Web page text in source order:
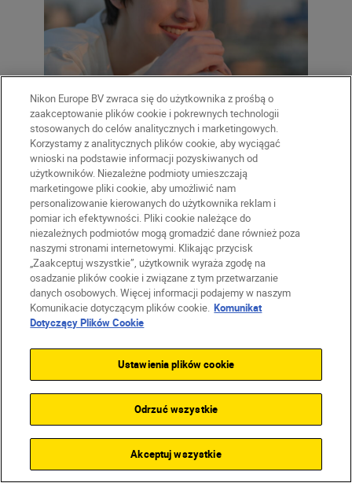
Załaduj więcej
Dane techniczne
Nikon Europe BV zwraca się do użytkownika z prośbą o
zaakceptowanie plików cookie i pokrewnych technologii
stosowanych do celów analitycznych i marketingowych.
Korzystamy z analitycznych plików cookie, aby wyciągać
wnioski na podstawie informacji pozyskiwanych od
użytkowników. Niezależne podmioty umieszczają
marketingowe pliki cookie, aby umożliwić nam
personalizowanie kierowanych do użytkownika reklam i
pomiar ich efektywności. Pliki cookie należące do
niezależnych podmiotów mogą gromadzić dane również poza
naszymi stronami internetowymi. Klikając przycisk
„Zaakceptuj wszystkie”, użytkownik wyraża zgodę na
osadzanie plików cookie i związane z tym przetwarzanie
danych osobowych. Więcej informacji podajemy w naszym
Komunikacie dotyczącym plików cookie. Komunikat
Dotyczący Plików Cookie
Ustawienia plików cookie
Odrzuć wszystkie
Akceptuj wszystkie